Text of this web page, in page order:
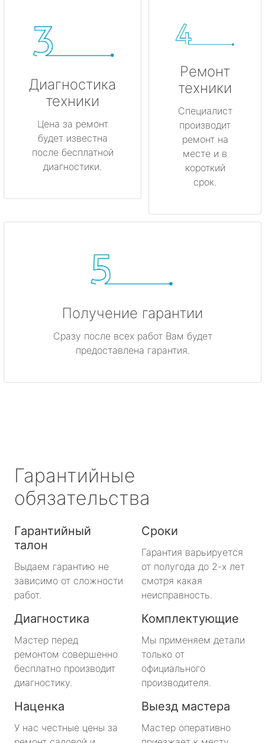
Диагностика
техники
Цена за ремонт
будет известна
после бесплатной
диагностики.
Ремонт
техники
Специалист
производит
ремонт на
месте и в
короткий
срок.
Получение гарантии
Сразу после всех работ Вам будет
предоставлена гарантия.
Гарантийные
обязательства
Гарантийный
талон
Выдаем гарантию не
зависимо от сложности
работ.
Сроки
Гарантия варьируется
от полугода до 2-х лет
смотря какая
неисправность.
Диагностика
Мастер перед
ремонтом совершенно
бесплатно производит
диагностику.
Комплектующие
Мы применяем детали
только от
официального
производителя.
Наценка
У нас честные цены за
Выезд мастера
Мастер оперативно